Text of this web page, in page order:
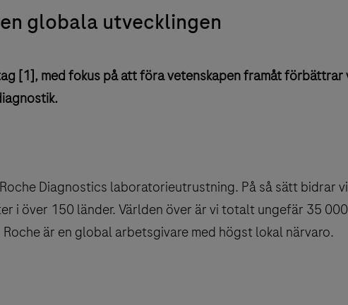
globala utvecklingen
[1], med fokus på att föra vetenskapen framåt förbättrar
Diagnostics laboratorieutrustning. På så sätt bidrar vi
i över 150 länder. Världen över är vi totalt ungefär 35 000
är en global arbetsgivare med högst lokal närvaro.